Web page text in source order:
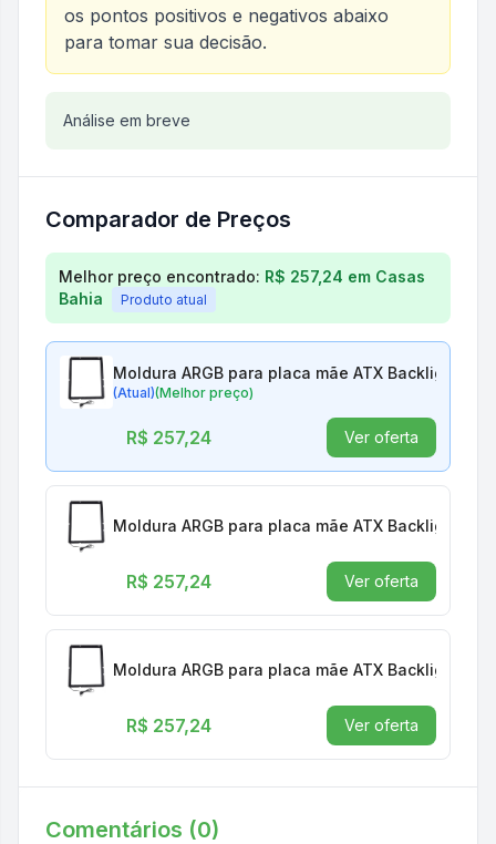
os pontos positivos e negativos abaixo
para tomar sua decisão.
Análise do produto
Análise em breve
Comparador de Preços
Comparação de preços paraMoldura ARGB para
Melhor preço encontrado: R$ 257,24 em Casas
Bahia
Produto atual
Moldura ARGB para placa mãe ATX Backlight
(Atual)(Melhor preço)
R$ 257,24 Ver oferta
Moldura ARGB para placa mãe ATX Backlight
R$ 257,24 Ver oferta
Moldura ARGB para placa mãe ATX Backlight
R$ 257,24 Ver oferta
Comentários (0)